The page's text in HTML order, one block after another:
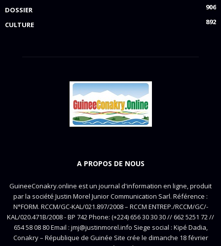
DOSSIER
906
CULTURE
892
A PROPOS DE NOUS
GuineeConakry.online est un journal d'information en ligne, produit
par la société Justin Morel Junior Communication Sarl. Référence :
N°FORM. RCCM/GC-KAL/021.897/2008 – RCCM ENTREP./RCCM/GC/-
KAL/020.471B/2008 - BP 742 Phone: (+224) 656 30 30 30 // 662 5251 72 //
654 58 08 80 Email : jmj@justinmorel.info Siege social : Kipé Dadia,
Conakry – République de Guinée Site crée le dimanche 18 février